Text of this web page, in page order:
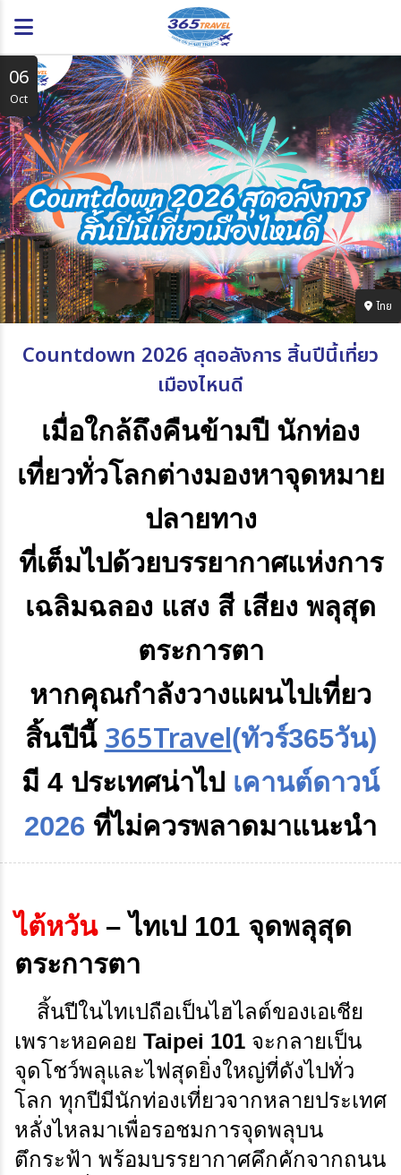
06
Oct
ไทย
Countdown 2026 สุดอลังการ สิ้นปีนี้เที่ยว
เมืองไหนดี
เมื่อใกล้ถึงคืนข้ามปี นักท่อง
เที่ยวทั่วโลกต่างมองหาจุดหมาย
ปลายทาง
ที่เต็มไปด้วยบรรยากาศแห่งการ
เฉลิมฉลอง แสง สี เสียง พลุสุด
ตระการตา
หากคุณกำลังวางแผนไปเที่ยว
สิ้นปีนี้ 365Travel(ทัวร์365วัน)
มี 4 ประเทศน่าไป เคานต์ดาวน์
2026 ที่ไม่ควรพลาดมาแนะนำ
ไต้หวัน– ไทเป 101 จุดพลุสุด
ตระการตา
สิ้นปีในไทเปถือเป็นไฮไลต์ของเอเชีย
เพราะหอคอย Taipei 101 จะกลายเป็น
จุดโชว์พลุและไฟสุดยิ่งใหญ่ที่ดังไปทั่ว
โลก ทุกปีมีนักท่องเที่ยวจากหลายประเทศ
หลั่งไหลมาเพื่อรอชมการจุดพลุบน
ตึกระฟ้า พร้อมบรรยากาศคึกคักจากถนน